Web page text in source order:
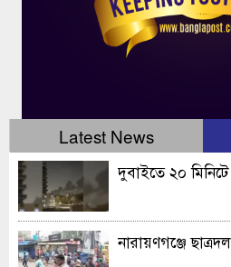
Latest News
দুবাইতে ২০
নারায়ণগঞ্জে